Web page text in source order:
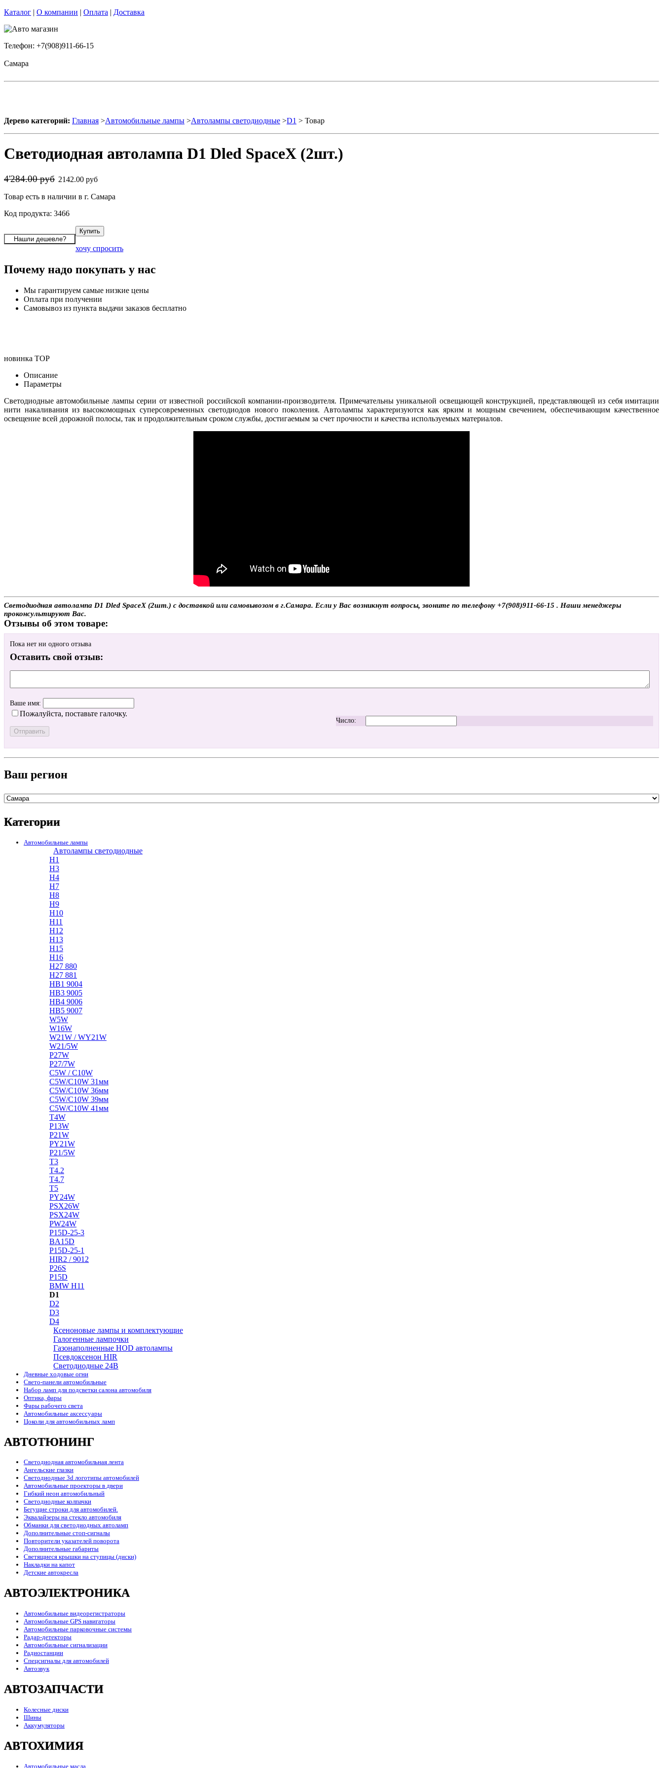
Каталог | О компании | Оплата | Доставка
Телефон: +7(908)911-66-15
Самара
Дерево категорий: Главная >Автомобильные лампы >Автолампы светодиодные >D1 > Товар
Светодиодная автолампа D1 Dled SpaceX (2шт.)
4'284.00 руб 2142.00 руб
Товар есть в наличии в г. Самара
Код продукта: 3466
хочу спросить
Почему надо покупать у нас
Мы гарантируем самые низкие цены
Оплата при получении
Самовывоз из пункта выдачи заказов бесплатно
новинка TOP
Описание
Параметры
Светодиодные автомобильные лампы серии от известной российской компании-производителя. Примечательны уникальной освещающей конструкцией, представляющей из себя имитации
нити накаливания из высокомощных суперсовременных светодиодов нового поколения. Автолампы характеризуются как ярким и мощным свечением, обеспечивающим качественное
освещение всей дорожной полосы, так и продолжительным сроком службы, достигаемым за счет прочности и качества используемых материалов.
Светодиодная автолампа D1 Dled SpaceX (2шт.) с доставкой или самовывозом в г.Самара. Если у Вас возникнут вопросы, звоните по телефону +7(908)911-66-15 . Наши менеджеры
проконсультируют Вас.
Отзывы об этом товаре:
Пока нет ни одного отзыва
Оставить свой отзыв:
Ваше имя:
Пожалуйста, поставьте галочку.
Число:
Ваш регион
Категории
Автомобильные лампы
Автолампы светодиодные
H1
H3
H4
H7
H8
H9
H10
H11
H12
H13
H15
H16
H27 880
H27 881
HB1 9004
HB3 9005
HB4 9006
HB5 9007
W5W
W16W
W21W / WY21W
W21/5W
P27W
P27/7W
C5W / C10W
C5W/C10W 31мм
C5W/C10W 36мм
C5W/C10W 39мм
C5W/C10W 41мм
T4W
P13W
P21W
PY21W
P21/5W
T3
T4.2
T4.7
T5
PY24W
PSX26W
PSX24W
PW24W
P15D-25-3
BA15D
P15D-25-1
HIR2 / 9012
P26S
P15D
BMW H11
D1
D2
D3
D4
Ксеноновые лампы и комплектующие
Галогенные лампочки
Газонаполненные HOD автолампы
Псевдоксенон HIR
Cветодиодные 24B
Дневные ходовые огни
Свето-панели автомобильные
Набор ламп для подсветки салона автомобиля
Оптика, фары
Фары рабочего света
Автомобильные аксессуары
Цоколи для автомобильных ламп
АВТОТЮНИНГ
Светодиодная автомобильная лента
Ангельские глазки
Светодиодные 3d логотипы автомобилей
Автомобильные проекторы в двери
Гибкий неон автомобильный
Светодиодные колпачки
Бегущие строки для автомобилей.
Эквалайзеры на стекло автомобиля
Обманки для светодиодных автоламп
Дополнительные стоп-сигналы
Повторители указателей поворота
Дополнительные габариты
Светящиеся крышки на ступицы (диски)
Накладки на капот
Детские автокресла
АВТОЭЛЕКТРОНИКА
Автомобильные видеорегистраторы
Автомобильные GPS навигаторы
Автомобильные парковочные системы
Радар-детекторы
Автомобильные сигнализации
Радиостанции
Спецсигналы для автомобилей
Автозвук
АВТОЗАПЧАСТИ
Колесные диски
Шины
Аккумуляторы
АВТОХИМИЯ
Автомобильные масла